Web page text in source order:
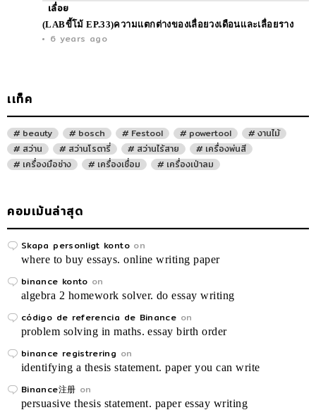
เลื่อย
(LABขี้โม้ EP.33)ความเเตกต่างของเลื่อยวงเดือนเเละเลื่อยราง
6 years ago
เเท็ค
beauty bosch Festool powertool
งานไม้
สว่าน
สว่านโรตารี่ สว่านไร้สาย
เครื่องพ่นสี
เครื่องมือช่าง
เครื่องเชื่อม เครื่องเป่าลม
คอมเม้นล่าสุด
Skapa personligt kontoon
where to buy essays. online writing paper
binance konto on
algebra 2 homework solver. do essay writing
código de referencia de Binance on
problem solving in maths. essay birth order
binance registrering on
identifying a thesis statement. paper you can write
Binance注册 on
persuasive thesis statement. paper essay writing